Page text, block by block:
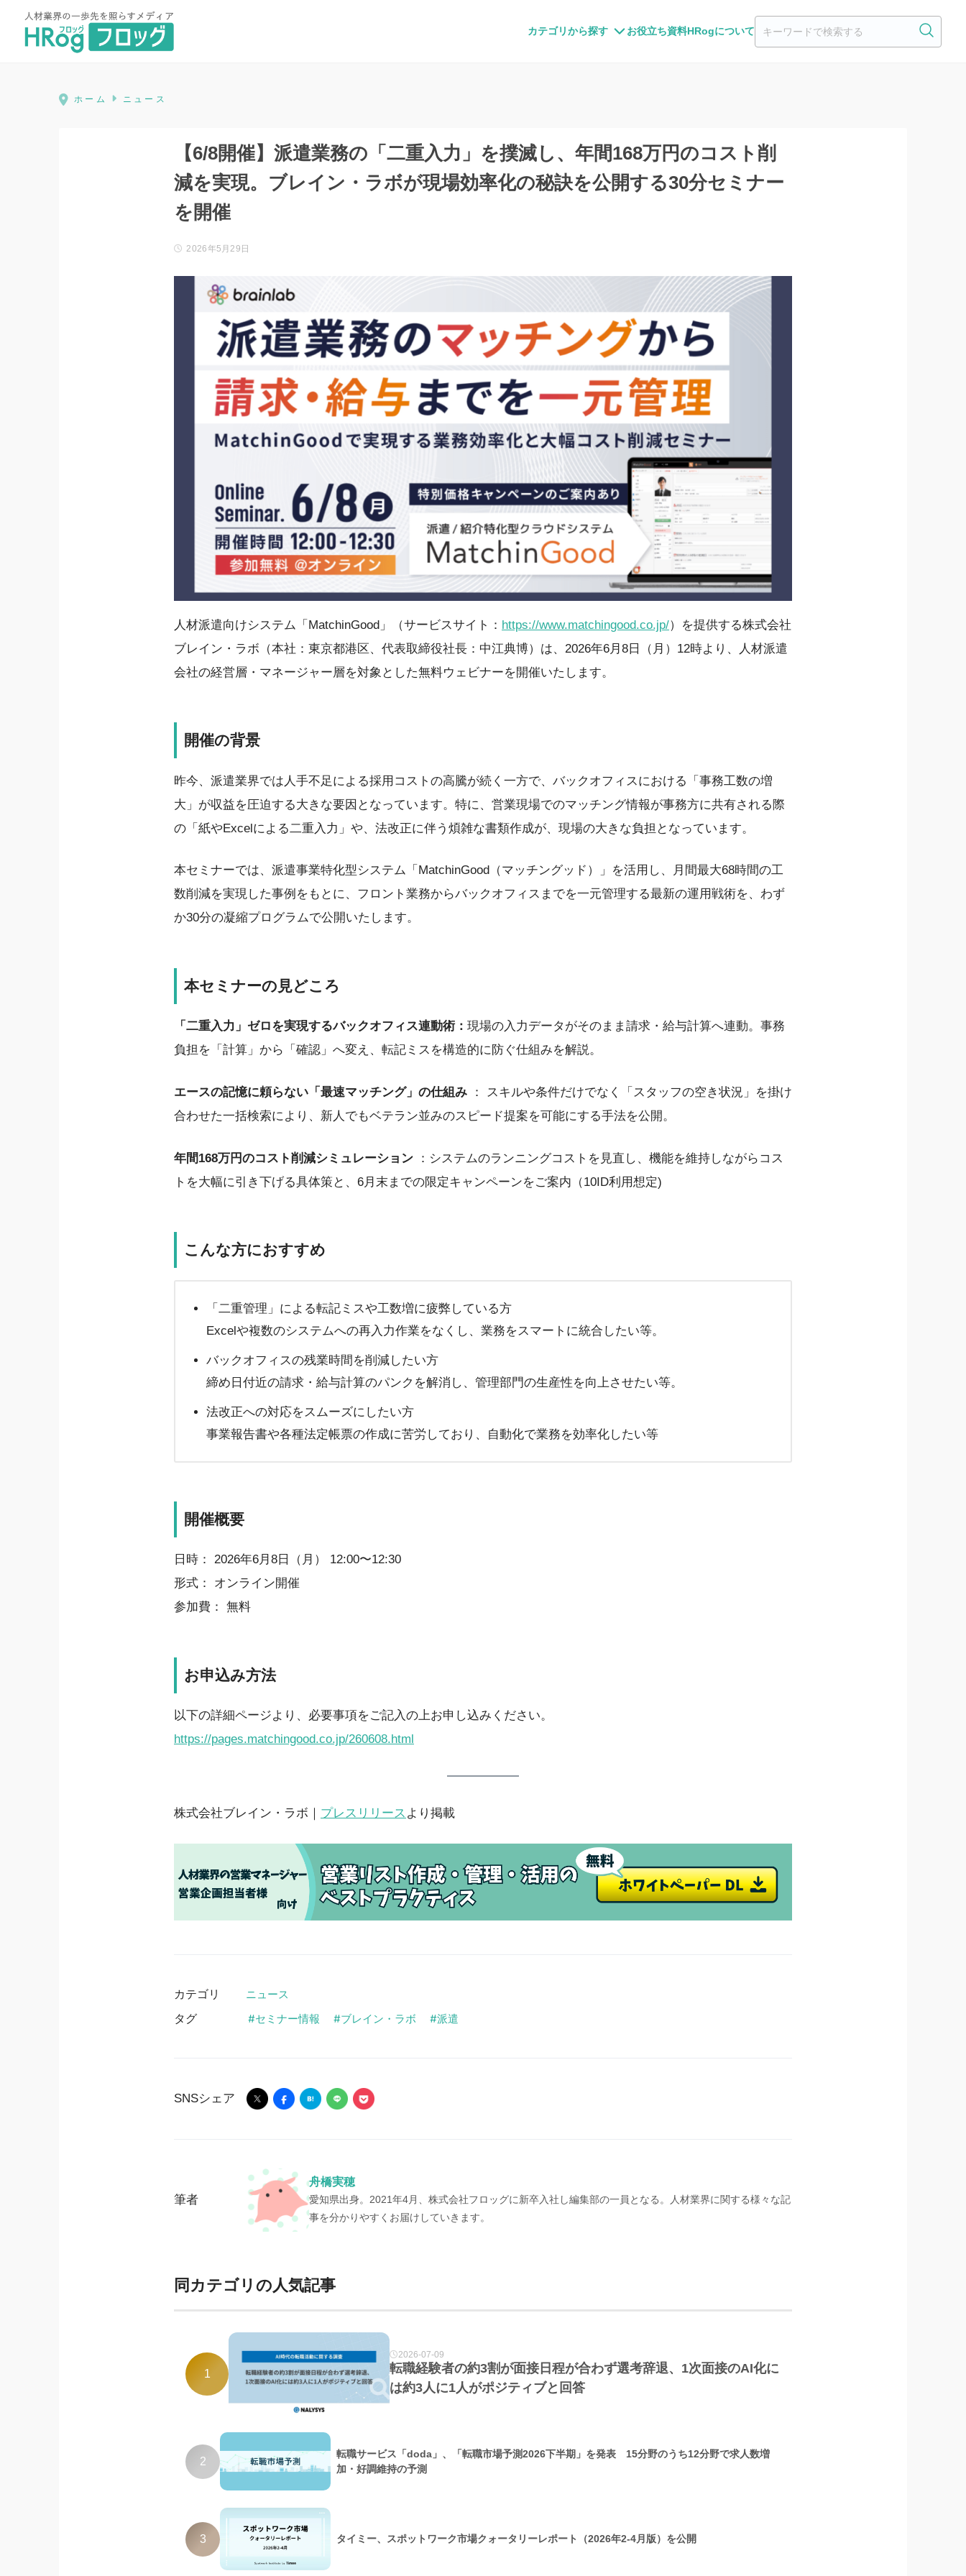
カテゴリから探す お役立ち資料HRogについて
HRog | 人材業界の一歩先を照らすメディア
ホーム ニュース
【6/8開催】派遣業務の「二重入力」を撲滅し、年間168万円のコスト削
減を実現。ブレイン・ラボが現場効率化の秘訣を公開する30分セミナー
を開催
2026年5月29日
人材派遣向けシステム「MatchinGood」（サービスサイト： https://www.matchingood.co.jp/）を提供する株式会社
ブレイン・ラボ（本社：東京都港区、代表取締役社長：中江典博）は、2026年6月8日（月）12時より、人材派遣
会社の経営層・マネージャー層を対象とした無料ウェビナーを開催いたします。
開催の背景
昨今、派遣業界では人手不足による採用コストの高騰が続く一方で、バックオフィスにおける「事務工数の増
大」が収益を圧迫する大きな要因となっています。特に、営業現場でのマッチング情報が事務方に共有される際
の「紙やExcelによる二重入力」や、法改正に伴う煩雑な書類作成が、現場の大きな負担となっています。
本セミナーでは、派遣事業特化型システム「MatchinGood（マッチングッド）」を活用し、月間最大68時間の工
数削減を実現した事例をもとに、フロント業務からバックオフィスまでを一元管理する最新の運用戦術を、わず
か30分の凝縮プログラムで公開いたします。
本セミナーの見どころ
「二重入力」ゼロを実現するバックオフィス連動術： 現場の入力データがそのまま請求・給与計算へ連動。事務
負担を「計算」から「確認」へ変え、転記ミスを構造的に防ぐ仕組みを解説。
エースの記憶に頼らない「最速マッチング」の仕組み
： スキルや条件だけでなく「スタッフの空き状況」を掛け
合わせた一括検索により、新人でもベテラン並みのスピード提案を可能にする手法を公開。
年間168万円のコスト削減シミュレーション ：システムのランニングコストを見直し、機能を維持しながらコス
トを大幅に引き下げる具体策と、6月末までの限定キャンペーンをご案内（10ID利用想定)
こんな方におすすめ
「二重管理」による転記ミスや工数増に疲弊している方
Excelや複数のシステムへの再入力作業をなくし、業務をスマートに統合したい等。
バックオフィスの残業時間を削減したい方
締め日付近の請求・給与計算のパンクを解消し、管理部門の生産性を向上させたい等。
法改正への対応をスムーズにしたい方
事業報告書や各種法定帳票の作成に苦労しており、自動化で業務を効率化したい等
開催概要
日時： 2026年6月8日（月） 12:00〜12:30
形式： オンライン開催
参加費： 無料
お申込み方法
以下の詳細ページより、必要事項をご記入の上お申し込みください。
https://pages.matchingood.co.jp/260608.html
株式会社ブレイン・ラボ｜ プレスリリース より掲載
カテゴリ ニュース
タグ セミナー情報 ブレイン・ラボ 派遣
SNSシェア
筆者
舟橋実穂
愛知県出身。2021年4月、株式会社フロッグに新卒入社し編集部の一員となる。人材業界に関する様々な記
事を分かりやすくお届けしていきます。
同カテゴリの人気記事
1
2026-07-09
転職経験者の約3割が面接日程が合わず選考辞退、1次面接のAI化に
は約3人に1人がポジティブと回答
2
転職サービス「doda」、「転職市場予測2026下半期」を発表 15分野のうち12分野で求人数増
加・好調維持の予測
3 タイミー、スポットワーク市場クォータリーレポート（2026年2-4月版）を公開